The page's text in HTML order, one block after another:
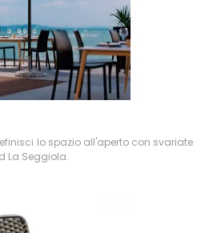
lo spazio all'aperto con svariate
La Seggiola.